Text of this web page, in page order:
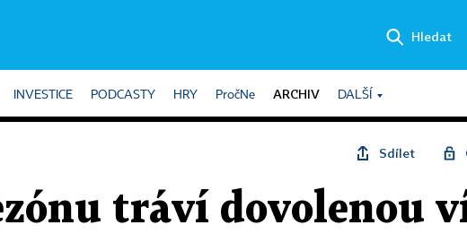
Hledat
INVESTICE PODCASTY HRY PročNe ARCHIV DALŠÍ
Sdílet
tráví dovolenou